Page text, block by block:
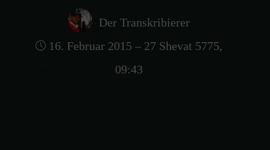
Der Transkribierer
16. Februar 2015 – 27 Shevat 5775,
09:43